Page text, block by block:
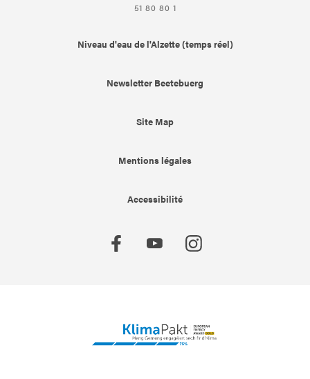
51 80 80 1
Niveau d'eau de l'Alzette (temps réel)
Newsletter Beetebuerg
Site Map
Mentions légales
Accessibilité